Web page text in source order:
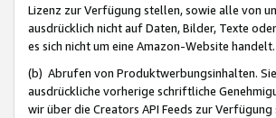
Lizenz zur Verfügung stellen, sowie alle von
ausdrücklich nicht auf Daten, Bilder, Texte
es sich nicht um eine Amazon-Website handelt.
(b) Abrufen von Produktwerbungsinhalten.
ausdrückliche vorherige schriftliche
wir über die Creators API Feeds zur